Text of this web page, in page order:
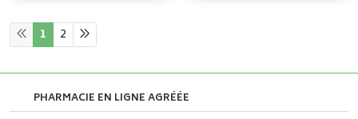
1 2
PHARMACIE EN LIGNE AGRÉÉE